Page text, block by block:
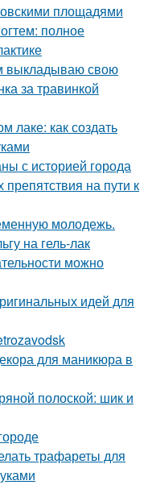
площадями
полное
выкладываю свою
за травинкой
лаке: как создать
с историей города
на пути к
молодежь.
на гель-лак
можно
идей для
для маникюра в
полоской: шик и
трафареты для